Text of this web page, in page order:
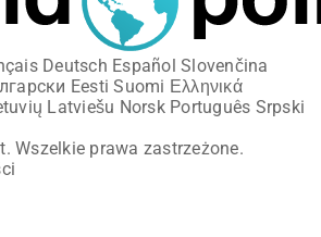
Deutsch Español Slovenčina
Eesti Suomi Ελληνικά
Latviešu Norsk Português Srpski
Wszelkie prawa zastrzeżone.